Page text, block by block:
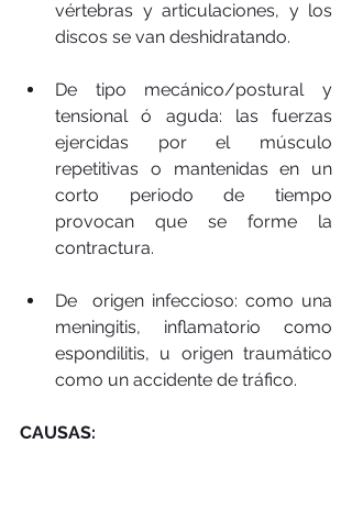
vértebras y articulaciones, y los
discos se van deshidratando.
De tipo mecánico/postural y
tensional ó aguda: las fuerzas
ejercidas por el músculo
repetitivas o mantenidas en un
corto periodo de tiempo
provocan que se forme la
contractura.
De  origen infeccioso: como una
meningitis, inflamatorio como
espondilitis, u origen traumático
como un accidente de tráfico.
CAUSAS: